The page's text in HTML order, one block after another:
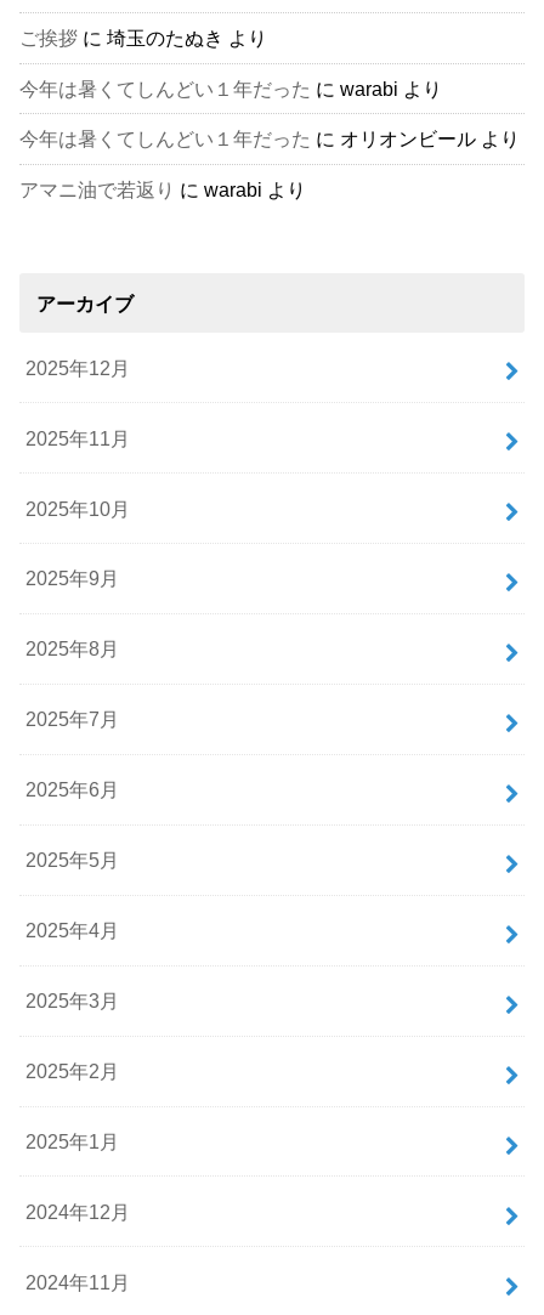
ご挨拶 に埼玉のたぬき より
今年は暑くてしんどい１年だった にwarabi より
今年は暑くてしんどい１年だった に オリオンビール より
アマニ油で若返り にwarabi より
アーカイブ
2025年12月
2025年11月
2025年10月
2025年9月
2025年8月
2025年7月
2025年6月
2025年5月
2025年4月
2025年3月
2025年2月
2025年1月
2024年12月
2024年11月